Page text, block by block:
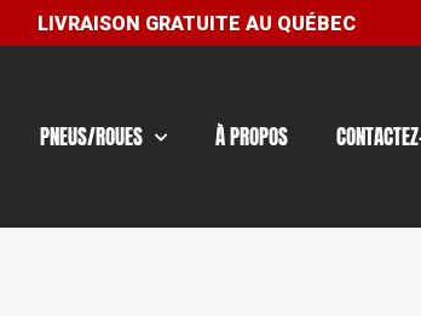
PNEUS/ROUES À PROPOS